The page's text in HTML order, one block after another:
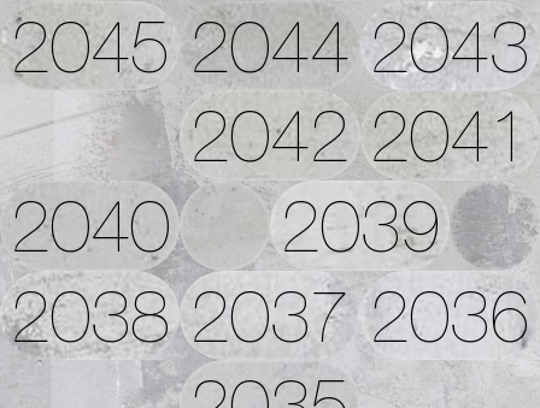
2045 2044 2043
2042 2041
2040
2039
2038 2037 2036